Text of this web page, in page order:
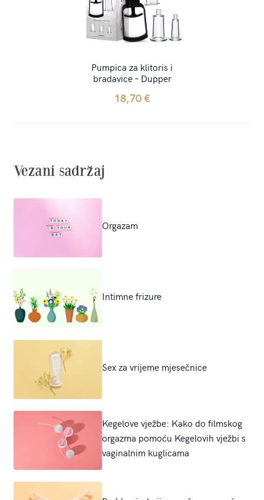
Pumpica za klitoris i
bradavice – Dupper
18,70€
Vezani sadržaj
Orgazam
Intimne frizure
Sex za vrijeme mjesečnice
Kegelove vježbe: Kako do filmskog
orgazma pomoću Kegelovih vježbi s
vaginalnim kuglicama